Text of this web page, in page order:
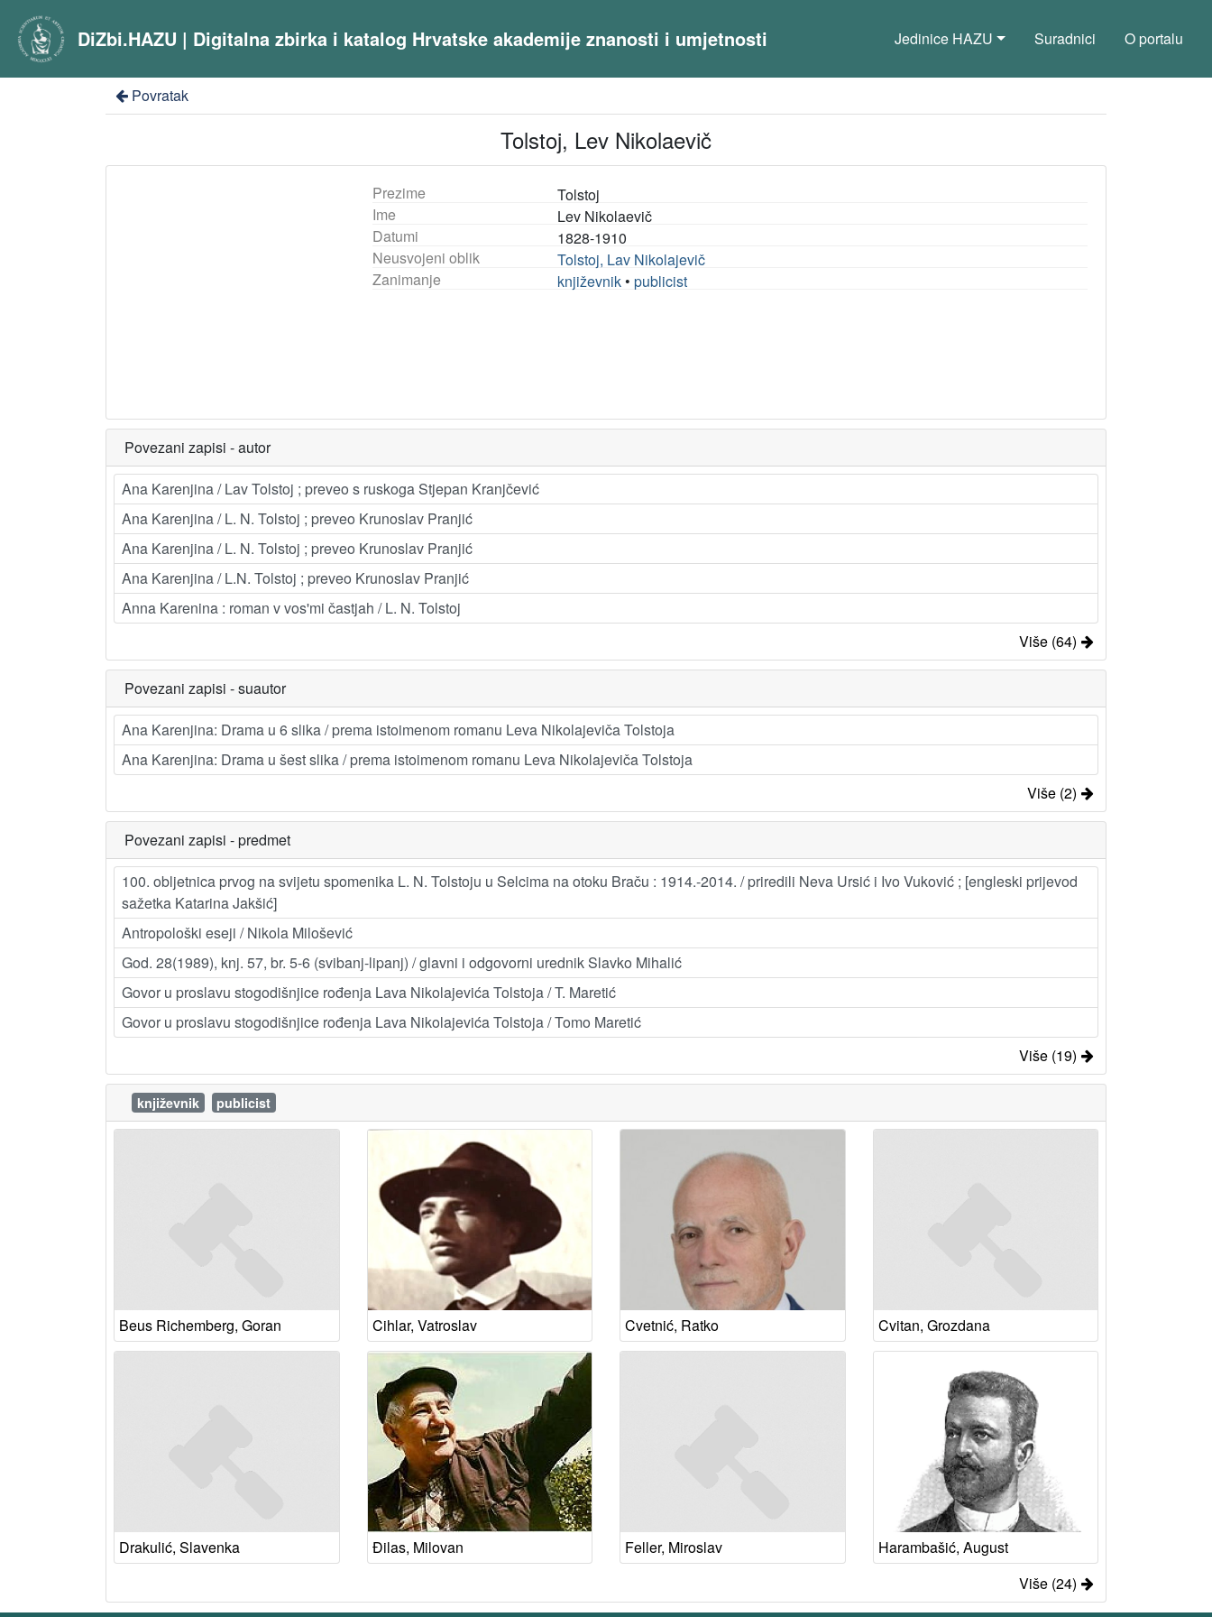
DiZbi.HAZU | Digitalna zbirka i katalog Hrvatske akademije znanosti i umjetnosti Jedinice HAZU Suradnici O portalu
Povratak
Tolstoj, Lev Nikolaevič
Prezime
Tolstoj
Ime
Lev Nikolaevič
Datumi
1828-1910
Neusvojeni oblik
Tolstoj, Lav Nikolajevič
Zanimanje
književnik •publicist
Povezani zapisi - autor
Ana Karenjina / Lav Tolstoj ; preveo s ruskoga Stjepan Kranjčević
Ana Karenjina / L. N. Tolstoj ; preveo Krunoslav Pranjić
Ana Karenjina / L. N. Tolstoj ; preveo Krunoslav Pranjić
Ana Karenjina / L.N. Tolstoj ; preveo Krunoslav Pranjić
Anna Karenina : roman v vos'mi častjah / L. N. Tolstoj
Više (64)
Povezani zapisi - suautor
Ana Karenjina: Drama u 6 slika / prema istoimenom romanu Leva Nikolajeviča Tolstoja
Ana Karenjina: Drama u šest slika / prema istoimenom romanu Leva Nikolajeviča Tolstoja
Više (2)
Povezani zapisi - predmet
100. obljetnica prvog na svijetu spomenika L. N. Tolstoju u Selcima na otoku Braču : 1914.-2014. / priredili Neva Ursić i Ivo Vuković ; [engleski prijevod
sažetka Katarina Jakšić]
Antropološki eseji / Nikola Milošević
God. 28(1989), knj. 57, br. 5-6 (svibanj-lipanj) / glavni i odgovorni urednik Slavko Mihalić
Govor u proslavu stogodišnjice rođenja Lava Nikolajevića Tolstoja / T. Maretić
Govor u proslavu stogodišnjice rođenja Lava Nikolajevića Tolstoja / Tomo Maretić
Više (19)
književnik publicist
Beus Richemberg, Goran Cihlar, Vatroslav Cvetnić, Ratko Cvitan, Grozdana
Drakulić, Slavenka Đilas, Milovan Feller, Miroslav
Harambašić, August
Više (24)